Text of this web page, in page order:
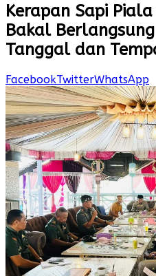
Kerapan Sapi
Bakal
Tanggal dan
FacebookTwitterWhatsApp